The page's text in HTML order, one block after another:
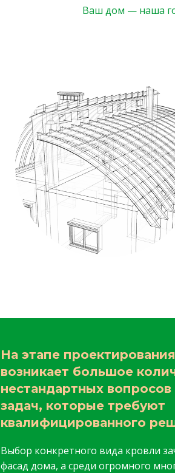
Ваш дом — наша
На этапе
возникает большое
нестандартных
задач, которые требуют
квалифицированного
Выбор конкретного вида кровли
фасад дома, а среди огромного